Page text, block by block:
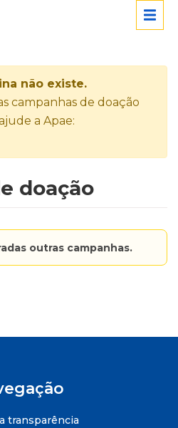
não existe.
campanhas de doação
a Apae:
doação
outras campanhas.
transparência